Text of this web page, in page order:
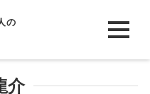
の
介